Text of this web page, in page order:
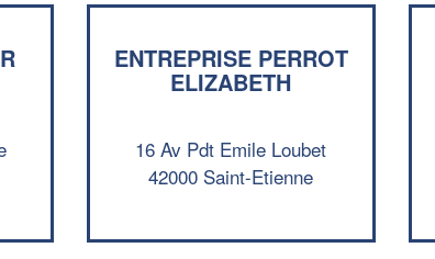
ENTREPRISE PERROT
ELIZABETH
16 Av Pdt Emile Loubet
42000 Saint-Etienne